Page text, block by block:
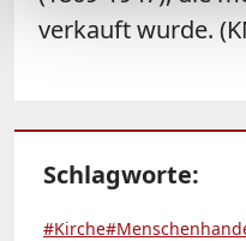
verkauft wurde.
Schlagworte:
#Kirche